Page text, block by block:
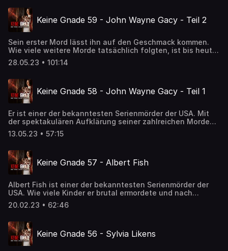
Keine Gnade 59 - John Wayne Gacy - Teil 2
Sein erster Mord lässt ihn auf den Geschmack kommen.
Wie viele weitere Morde tatsächlich folgten, ist bis heute
ungeklärt, doch mindestens 33 Verbrechen können ihm
nachgesagt werden. Durch seine Arroganz, Grausamkeit
berüchtigtsten Serienmörder der USA.
28.05.23 • 101:14
Keine Gnade 58 - John Wayne Gacy - Teil 1
Er ist einer der bekanntesten Serienmörder der USA. Mit
der spektakulären Aufklärung seiner zahlreichen Morde
ging er in die Kriminalgeschichte ein. Wie alles begann,
erfahrt ihr in dieser Episode.
13.05.23 • 57:15
Keine Gnade 57 - Albert Fish
Albert Fish ist einer der bekanntesten Serienmörder der
USA. Wie viele Kinder er brutal ermordete und nach
eigenen Aussagen sogar aufaß, ist bis heute ungeklärt.
Ein weiterer Fall aus EURER WUNSCHLISTE.
20.02.23 • 62:46
Keine Gnade 56 - Sylvia Likens